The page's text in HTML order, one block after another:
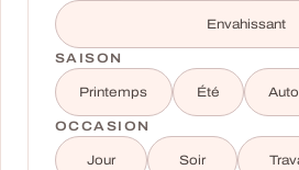
Envahissant
SAISON
Printemps Été
OCCASION
Jour Soir